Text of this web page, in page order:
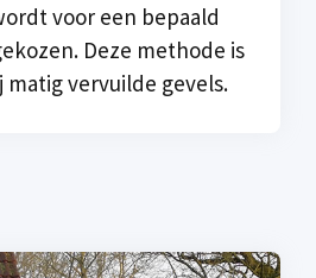
voor een bepaald
Deze methode is
vervuilde gevels.